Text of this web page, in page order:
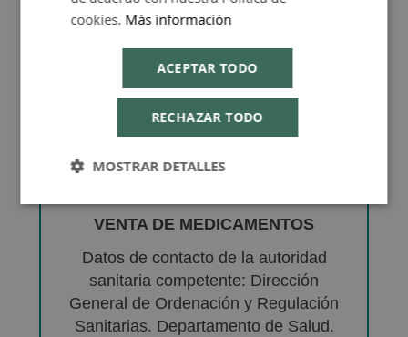
VENTA DE MEDICAMENTOS
Datos de contacto de la autoridad
sanitaria competente: Dirección
General de Ordenación y Regulación
Sanitarias. Departamento de Salud.
cookies. Más información
ACEPTAR TODO
RECHAZAR TODO
MOSTRAR DETALLES